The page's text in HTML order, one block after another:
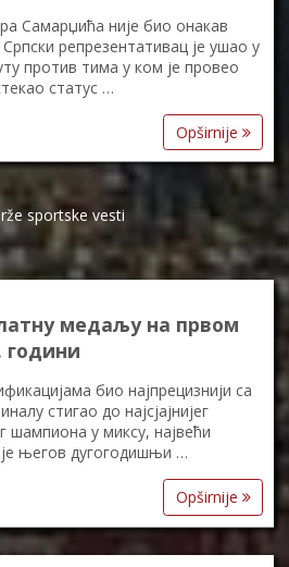
Самарџића није био онакав
репрезентативац је ушао у
против тима у ком је провео
статус …
Opširnije
sportske vesti
медаљу на првом
години
био најпрецизнији са
стигао до најсјајнијег
шампиона у миксу, највећи
његов дугогодишњи …
Opširnije